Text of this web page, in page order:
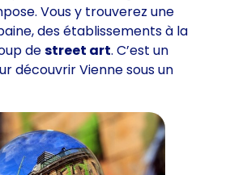
Vous y trouverez une
des établissements à la
destreet art. C’est un
découvrir Vienne sous un